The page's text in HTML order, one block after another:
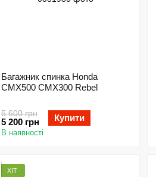
Багажник спинка Honda
CMX500 CMX300 Rebel
5 600 грн
5 200 грн Купити
В наявності
ХІТ